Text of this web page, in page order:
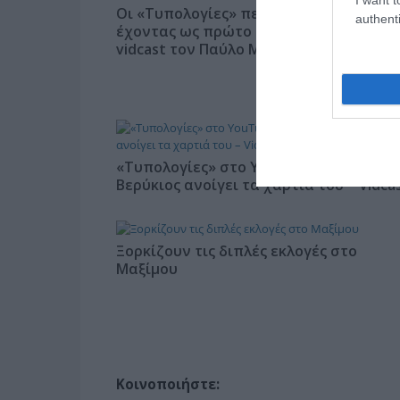
Οι «Τυπολογίες» περνούν στην εικόνα,
έχοντας ως πρώτο καλεσμένο στο νέο
vidcast τον Παύλο Μαρινάκη
«Τυπολογίες» στο YouTube: Ο Δήμος
Βερύκιος ανοίγει τα χαρτιά του –
Ξορκίζουν τις διπλές εκλογές στο
Μαξίμου
Κοινοποιήστε: